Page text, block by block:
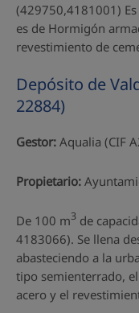
(429750,4181001)
es de Hormigón
revestimiento de
Depósito de
22884)
Gestor: Aqualia (CIF
Propietario:
De 100 m3 de
4183066). Se llena
abasteciendo a la
tipo semienterrado,
acero y el